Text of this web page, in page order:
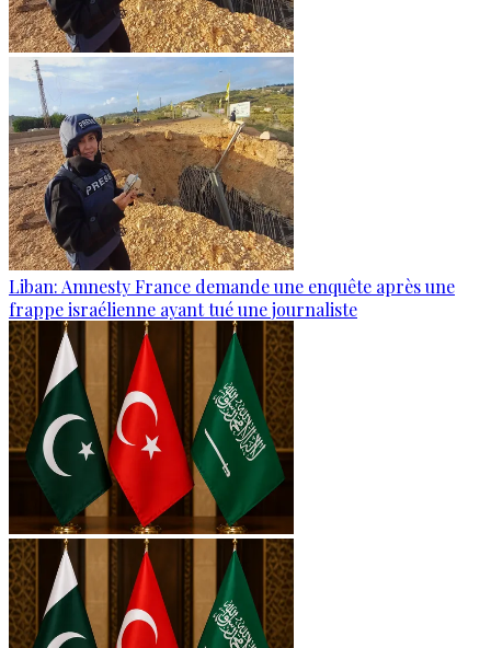
Liban: Amnesty France demande une enquête après une
frappe israélienne ayant tué une journaliste